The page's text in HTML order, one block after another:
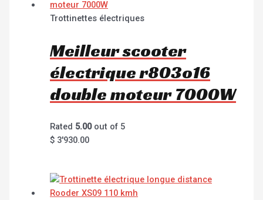
Trottinettes électriques
Meilleur scooter
électrique r803o16
double moteur 7000W
Rated 5.00out of 5
$ 3'930.00